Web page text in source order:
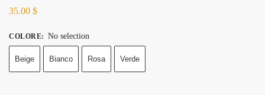
35.00 $
COLORE: No selection
Beige Bianco Rosa Verde